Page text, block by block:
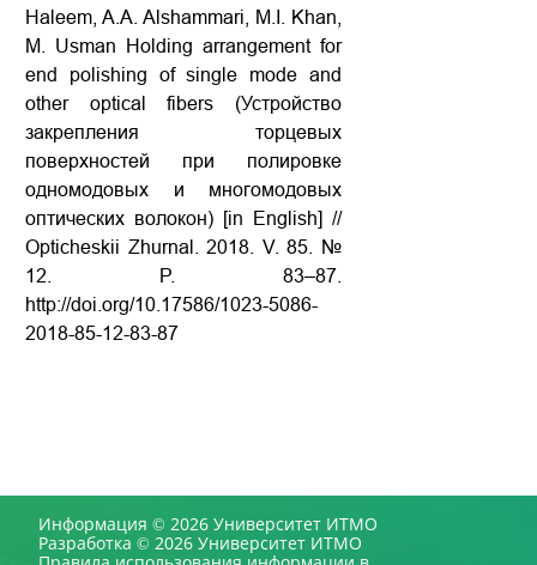
Haleem, A.A. Alshammari, M.I. Khan,
M. Usman Holding arrangement for
end polishing of single mode and
other optical fibers (Устройство
закрепления торцевых
поверхностей при полировке
одномодовых и многомодовых
оптических волокон) [in English] //
Opticheskii Zhurnal. 2018. V. 85. №
12. P. 83–87.
http://doi.org/10.17586/1023-5086-
2018-85-12-83-87
Информация © 2026 Университет ИТМО
Разработка © 2026 Университет ИТМО